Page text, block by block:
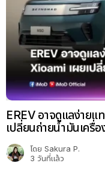
EREV อาจดูแลง่ายแ
เปลี่ยนถ่ายน้ำมันเครื่
โดย Sakura P.
3 วันที่แล้ว